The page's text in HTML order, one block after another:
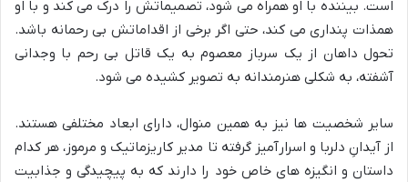
است. بیننده با او همراه می شود، تصمیماتش را درک می کند و با او
همذات پنداری می کند، حتی اگر برخی از اقداماتش بی رحمانه باشد.
تحول داهان از یک سرباز معصوم به یک قاتل بی رحم با وجدانی
آشفته، به شکلی هنرمندانه به تصویر کشیده می شود.
سایر شخصیت ها نیز به همین منوال، دارای ابعاد مختلفی هستند.
از آیدانِ دلربا و اسرارآمیز گرفته تا مدیر کاریزماتیک و مرموز، هر کدام
داستان و انگیزه های خاص خود را دارند که به پیچیدگی و جذابیت